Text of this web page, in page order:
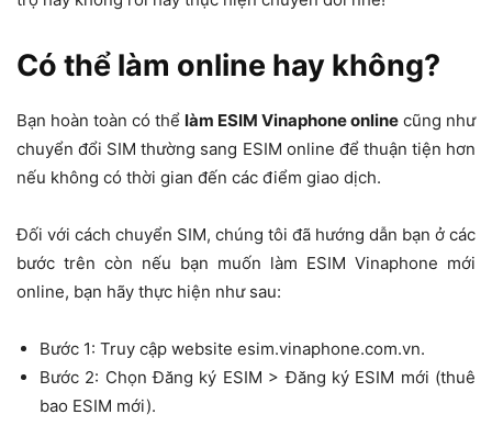
Có thể làm online hay không?
Bạn hoàn toàn có thể làm ESIM Vinaphone online cũng như
chuyển đổi SIM thường sang ESIM online để thuận tiện hơn
nếu không có thời gian đến các điểm giao dịch.
Đối với cách chuyển SIM, chúng tôi đã hướng dẫn bạn ở các
bước trên còn nếu bạn muốn làm ESIM Vinaphone mới
online, bạn hãy thực hiện như sau:
Bước 1: Truy cập website esim.vinaphone.com.vn.
Bước 2: Chọn Đăng ký ESIM > Đăng ký ESIM mới (thuê
bao ESIM mới).